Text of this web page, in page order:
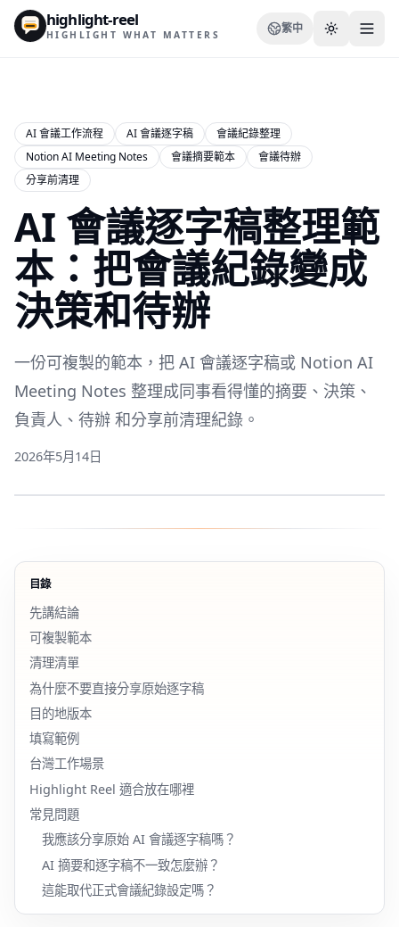
highlight-reel
HIGHLIGHT WHAT MATTERS 繁中
資源
部落格
比較
模板
使用情境
Extension
AI 會議工作流程 AI 會議逐字稿
會議紀錄整理
Notion AI Meeting Notes
會議摘要範本
會議待辦
分享前清理
AI 會議逐字稿整理範
本：把會議紀錄變成
決策和待辦
一份可複製的範本，把 AI 會議逐字稿或 Notion AI
Meeting Notes 整理成同事看得懂的摘要、決策、
負責人、待辦 和分享前清理紀錄。
2026年5月14日
目錄
先講結論
可複製範本
清理清單
為什麼不要直接分享原始逐字稿
目的地版本
填寫範例
台灣工作場景
Highlight Reel 適合放在哪裡
常見問題
我應該分享原始 AI 會議逐字稿嗎？
AI 摘要和逐字稿不一致怎麼辦？
這能取代正式會議紀錄設定嗎？